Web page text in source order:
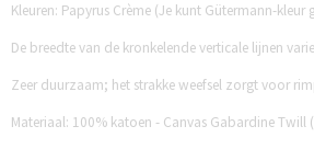
Kleuren: Papyrus Crème (Je kunt Gütermann-kleur
De breedte van de kronkelende verticale lijnen
Zeer duurzaam; het strakke weefsel zorgt voor
Materiaal: 100% katoen - Canvas Gabardine Twill